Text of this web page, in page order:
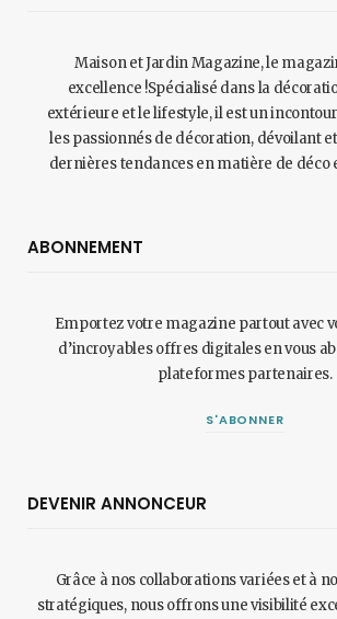
Maison et Jardin Magazine, le
excellence !Spécialisé dans la
extérieure et le lifestyle, il est un
les passionnés de décoration, dévoilant
dernières tendances en matière de déco
ABONNEMENT
Emportez votre magazine partout avec
d’incroyables offres digitales en vous
plateformes partenaires.
S'ABONNER
DEVENIR ANNONCEUR
Grâce à nos collaborations variées et à
stratégiques, nous offrons une visibilité